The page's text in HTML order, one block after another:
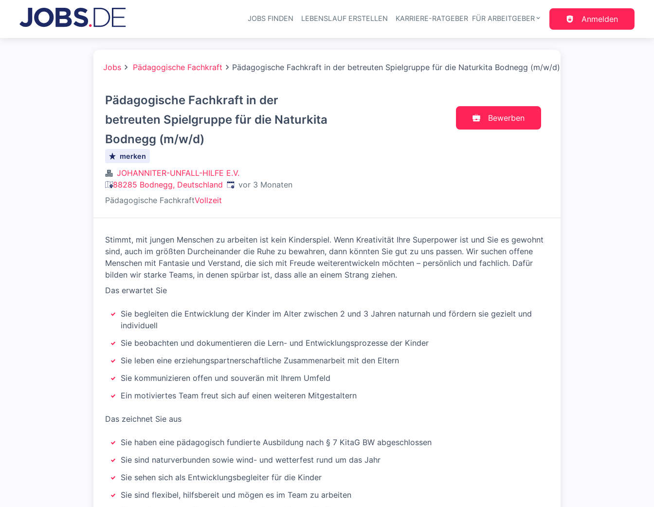
Haupt-Navigation
JOBS FINDEN LEBENSLAUF ERSTELLEN KARRIERE-RATGEBER FÜR ARBEITGEBER Anmelden
Jobs Pädagogische Fachkraft Pädagogische Fachkraft in der betreuten Spielgruppe für die Naturkita Bodnegg (m/w/d)
Pädagogische Fachkraft in der
betreuten Spielgruppe für die Naturkita
Bodnegg (m/w/d)
merken
JOHANNITER-UNFALL-HILFE E.V.
88285 Bodnegg, Deutschland Veröffentlicht:
vor 3 Monaten
Pädagogische FachkraftVollzeit
Bewerben
Stimmt, mit jungen Menschen zu arbeiten ist kein Kinderspiel. Wenn Kreativität Ihre Superpower ist und Sie es gewohnt
sind, auch im größten Durcheinander die Ruhe zu bewahren, dann könnten Sie gut zu uns passen. Wir suchen offene
Menschen mit Fantasie und Verstand, die sich mit Freude weiterentwickeln möchten – persönlich und fachlich. Dafür
bilden wir starke Teams, in denen spürbar ist, dass alle an einem Strang ziehen.
Das erwartet Sie
Sie begleiten die Entwicklung der Kinder im Alter zwischen 2 und 3 Jahren naturnah und fördern sie gezielt und
individuell
Sie beobachten und dokumentieren die Lern- und Entwicklungsprozesse der Kinder
Sie leben eine erziehungspartnerschaftliche Zusammenarbeit mit den Eltern
Sie kommunizieren offen und souverän mit Ihrem Umfeld
Ein motiviertes Team freut sich auf einen weiteren Mitgestaltern
Das zeichnet Sie aus
Sie haben eine pädagogisch fundierte Ausbildung nach § 7 KitaG BW abgeschlossen
Sie sind naturverbunden sowie wind- und wetterfest rund um das Jahr
Sie sehen sich als Entwicklungsbegleiter für die Kinder
Sie sind flexibel, hilfsbereit und mögen es im Team zu arbeiten